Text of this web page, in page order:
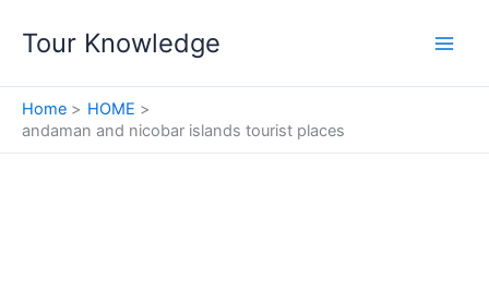
Tour Knowledge
Home
HOME
andaman and nicobar islands tourist places